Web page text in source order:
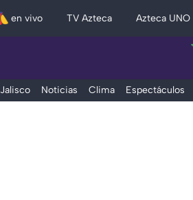
en vivo TV Azteca Azteca UNO
Jalisco Noticias Clima Espectáculos